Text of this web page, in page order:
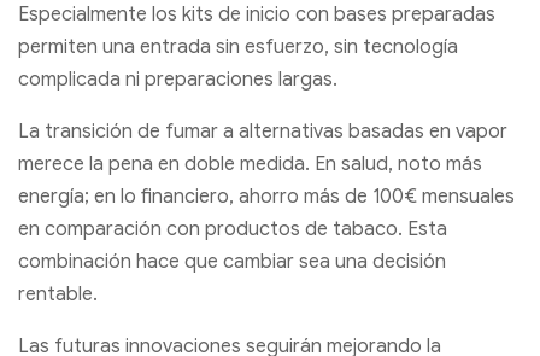
Especialmente los kits de inicio con bases preparadas
permiten una entrada sin esfuerzo, sin tecnología
complicada ni preparaciones largas.
La transición de fumar a alternativas basadas en vapor
merece la pena en doble medida. En salud, noto más
energía; en lo financiero, ahorro más de 100€ mensuales
en comparación con productos de tabaco. Esta
combinación hace que cambiar sea una decisión
rentable.
Las futuras innovaciones seguirán mejorando la